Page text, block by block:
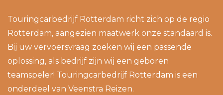
Touringcarbedrijf Rotterdam richt zich op de regio
Rotterdam, aangezien maatwerk onze standaard is.
Bij uw vervoersvraag zoeken wij een passende
oplossing, als bedrijf zijn wij een geboren
teamspeler! Touringcarbedrijf Rotterdam is een
onderdeel van Veenstra Reizen.